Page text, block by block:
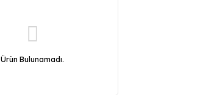
Ürün Bulunamadı.